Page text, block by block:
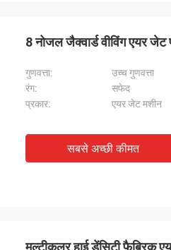
8 नोजल जैक्वार्ड वीविंग एयर जेट
गुणवत्ता:
उच्च गुणवत्ता
रंग:
सफेद
प्रकार:
एयर जेट मशीन
सबसे अच्छी कीमत
मल्टीकलर हाई डेंसिटी फैब्रिक